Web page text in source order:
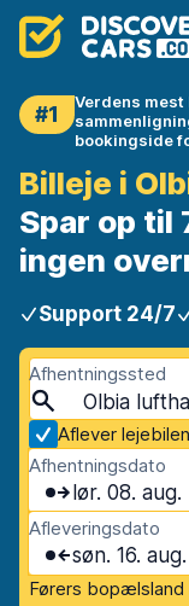
#1
Verdens mest
bookingside
Billeje i
Spar op til
ingen
Support 24/7
Afhentningssted
Olbia
Aflever
Afhentningsdato
lør. 08. aug.
Afleveringsdato
søn. 16. aug.
Førers bopælsland